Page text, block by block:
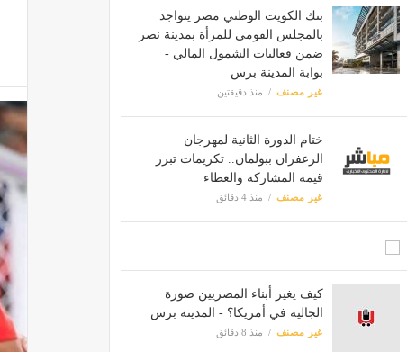
بنك الكويت الوطني مصر يتواجد
بالمجلس القومي للمرأة بمدينة نصر
ضمن فعاليات الشمول المالي -
بوابة المدينة برس
غير مصنف منذ دقيقتين
ختام الدورة الثانية لمهرجان
الزعفران ببولمان.. تكريمات تبرز
قيمة المشاركة والعطاء
غير مصنف منذ 4 دقائق
كيف يغير أبناء المصريين صورة
الجالية في أمريكا؟ - المدينة برس
غير مصنف منذ 8 دقائق